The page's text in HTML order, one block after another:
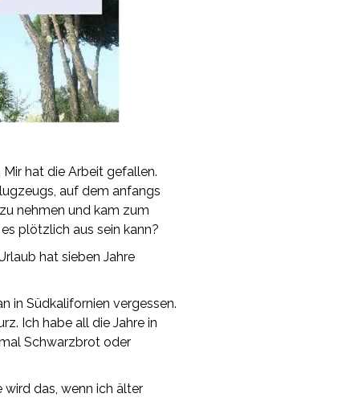
hat die Arbeit gefallen.
auf dem anfangs
nehmen und kam zum
plötzlich aus sein kann?
hat sieben Jahre
in Südkalifornien vergessen.
Ich habe all die Jahre in
Schwarzbrot oder
wird das, wenn ich älter